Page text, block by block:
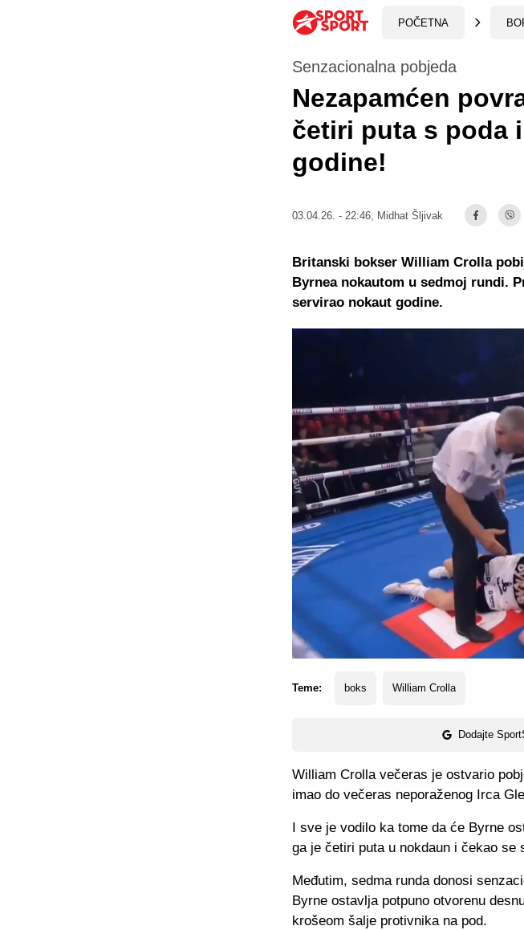
POČETNA
Senzacionalna pobjeda
Nezapamćen
četiri puta s poda
godine!
03.04.26. - 22:46, Midhat Šljivak
Teme: boks William Crolla
Dodajte
Britanski bokser William Crolla
Byrnea nokautom u sedmoj rundi.
servirao nokaut godine.
William Crolla večeras je ostvario
imao do večeras neporaženog Irca
I sve je vodilo ka tome da će Byrne
ga je četiri puta u nokdaun i čekao se
Međutim, sedma runda donosi
Byrne ostavlja potpuno otvorenu
krošeom šalje protivnika na pod.